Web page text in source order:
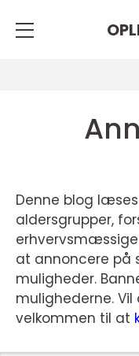
Denne blog
aldersgrupper,
at annoncere på
muligheder.
mulighederne.
velkommen til at